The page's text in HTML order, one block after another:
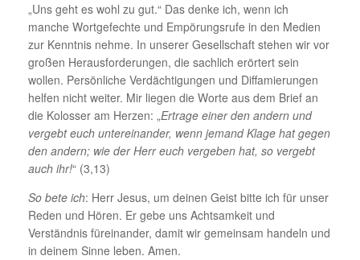
„Uns geht es wohl zu gut.“ Das denke ich, wenn ich
manche Wortgefechte und Empörungsrufe in den Medien
zur Kenntnis nehme. In unserer Gesellschaft stehen wir vor
großen Herausforderungen, die sachlich erörtert sein
wollen. Persönliche Verdächtigungen und Diffamierungen
helfen nicht weiter. Mir liegen die Worte aus dem Brief an
die Kolosser am Herzen: „Ertrage einer den andern und
vergebt euch untereinander, wenn jemand Klage hat gegen
den andern; wie der Herr euch vergeben hat, so vergebt
auch ihr!“ (3,13)
So bete ich: Herr Jesus, um deinen Geist bitte ich für unser
Reden und Hören. Er gebe uns Achtsamkeit und
Verständnis füreinander, damit wir gemeinsam handeln und
in deinem Sinne leben. Amen.